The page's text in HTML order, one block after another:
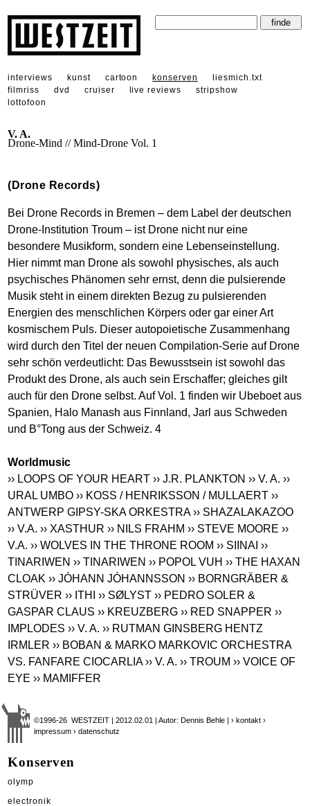
interviews kunst cartoon konserven
liesmich.txt
filmriss
dvd cruiser live reviews
stripshow
lottofoon
V. A.
Drone-Mind // Mind-Drone Vol. 1
(Drone Records)
Bei Drone Records in Bremen – dem Label der deutschen
Drone-Institution Troum – ist Drone nicht nur eine
besondere Musikform, sondern eine Lebenseinstellung.
Hier nimmt man Drone als sowohl physisches, als auch
psychisches Phänomen sehr ernst, denn die pulsierende
Musik steht in einem direkten Bezug zu pulsierenden
Energien des menschlichen Körpers oder gar einer Art
kosmischem Puls. Dieser autopoietische Zusammenhang
wird durch den Titel der neuen Compilation-Serie auf Drone
sehr schön verdeutlicht: Das Bewusstsein ist sowohl das
Produkt des Drone, als auch sein Erschaffer; gleiches gilt
auch für den Drone selbst. Auf Vol. 1 finden wir Ubeboet aus
Spanien, Halo Manash aus Finnland, Jarl aus Schweden
und B°Tong aus der Schweiz. 4
Worldmusic
›› LOOPS OF YOUR HEART ›› J.R. PLANKTON ›› V. A. ››
URAL UMBO ›› KOSS / HENRIKSSON / MULLAERT ››
ANTWERP GIPSY-SKA ORKESTRA ›› SHAZALAKAZOO
›› V.A. ›› XASTHUR ›› NILS FRAHM ›› STEVE MOORE ››
V.A. ›› WOLVES IN THE THRONE ROOM ›› SIINAI ››
TINARIWEN ›› TINARIWEN ›› POPOL VUH ›› THE HAXAN
CLOAK ›› JÓHANN JÓHANNSSON ›› BORNGRÄBER &
STRÜVER ›› ITHI ›› SØLYST ›› PEDRO SOLER &
GASPAR CLAUS ›› KREUZBERG ›› RED SNAPPER ››
IMPLODES ›› V. A. ›› RUTMAN GINSBERG HENTZ
IRMLER ›› BOBAN & MARKO MARKOVIC ORCHESTRA
VS. FANFARE CIOCARLIA ›› V. A. ›› TROUM ›› VOICE OF
EYE ›› MAMIFFER
©1996-26 WESTZEIT | 2012.02.01 | Autor: Dennis Behle |› kontakt ›
impressum › datenschutz
Konserven
olymp
electronik